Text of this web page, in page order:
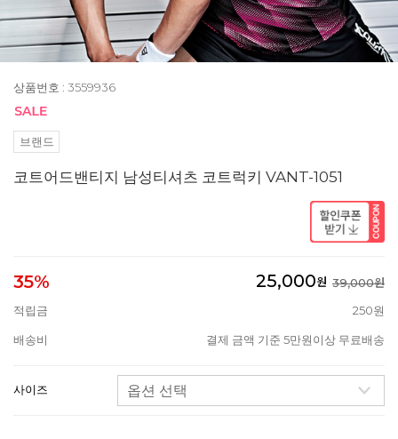
상품번호 : 3559936
브랜드
코트어드밴티지 남성티셔츠 코트럭키 VANT-1051
35% 25,000원 39,000원
적립금
250원
배송비 결제 금액 기준 5만원이상 무료배송
사이즈